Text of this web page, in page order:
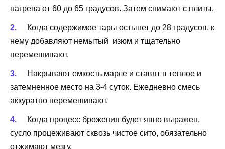
нагрева от 60 до 65 градусов. Затем снимают с плиты.
Когда содержимое тары остынет до 28 градусов, к
нему добавляют немытый изюм и тщательно
перемешивают.
Накрывают емкость марле и ставят в теплое и
затемненное место на 3-4 суток. Ежедневно смесь
аккуратно перемешивают.
Когда процесс брожения будет явно выражен,
сусло процеживают сквозь чистое сито, обязательно
отжимают мезгу.